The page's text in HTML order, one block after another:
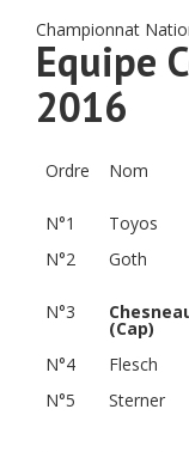
Championnat
Equipe
2016
Ordre Nom
N°1
Toyos
N°2
Goth
N°3
(Cap)
N°4 Flesch
N°5
Sterner